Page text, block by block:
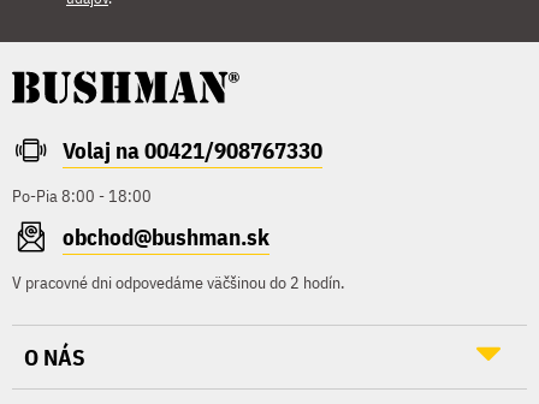
Volaj na 00421/908767330
Po-Pia 8:00 - 18:00
obchod@bushman.sk
V pracovné dni odpovedáme väčšinou do 2 hodín.
O NÁS